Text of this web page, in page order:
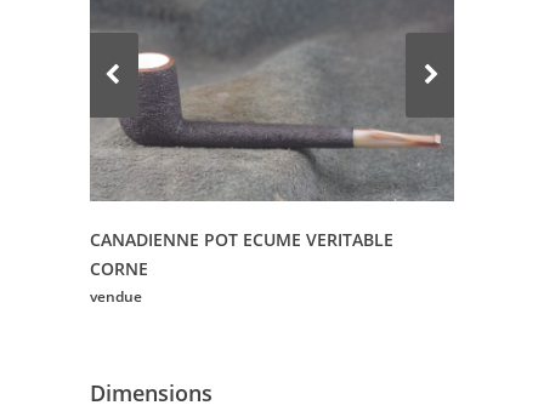
CANADIENNE POT ECUME VERITABLE
CORNE
vendue
Dimensions